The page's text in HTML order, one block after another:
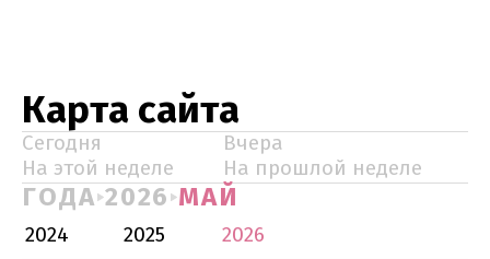
Карта сайта
Сегодня
Вчера
На этой неделе
На прошлой неделе
ГОДА 2026 МАЙ
2024 2025
2026